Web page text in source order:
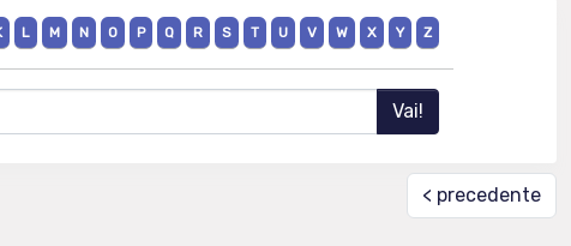
L M N O P Q R S T U V W X Y Z
< precedente